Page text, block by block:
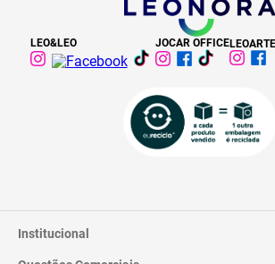
LEO&LEO JOCAR OFFICELEOARTE
Institucional